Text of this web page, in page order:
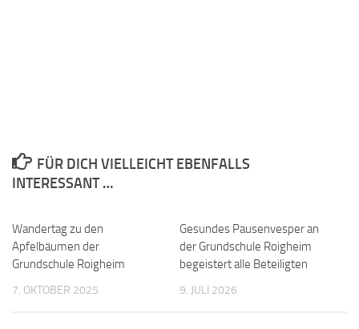
FÜR DICH VIELLEICHT EBENFALLS
INTERESSANT …
Wandertag zu den
Apfelbäumen der
Grundschule Roigheim
7. OKTOBER 2025
Gesundes Pausenvesper an
der Grundschule Roigheim
begeistert alle Beteiligten
9. JULI 2026